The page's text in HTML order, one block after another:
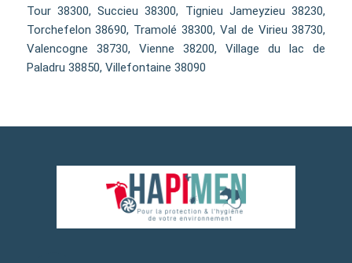
Tour 38300, Succieu 38300, Tignieu Jameyzieu 38230,
Torchefelon 38690, Tramolé 38300, Val de Virieu 38730,
Valencogne 38730, Vienne 38200, Village du lac de
Paladru 38850, Villefontaine 38090